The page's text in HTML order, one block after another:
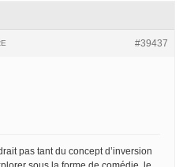
#39437
pas tant du concept d’inversion